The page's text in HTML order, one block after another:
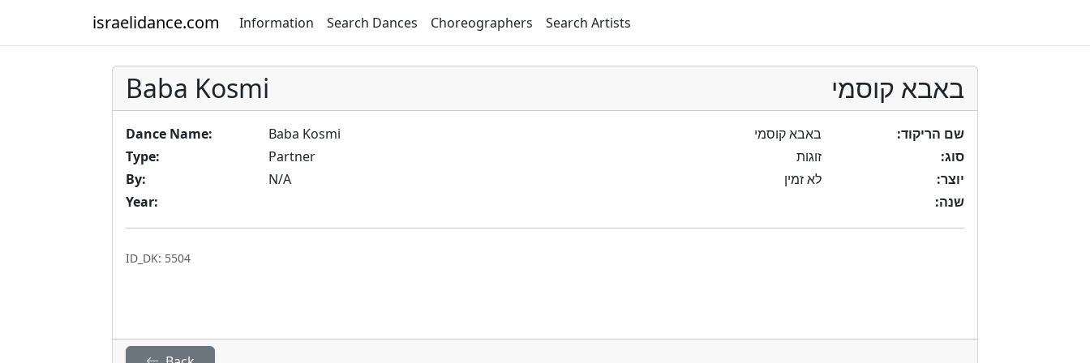
israelidance.com Information Search Dances Choreographers Search Artists
Baba Kosmi באבא קוסמי
Dance Name:
Baba Kosmi
Type:
Partner
By:
N/A
Year:
שם הריקוד:
באבא קוסמי
סוג:
זוגות
יוצר:
לא זמין
שנה:
ID_DK: 5504